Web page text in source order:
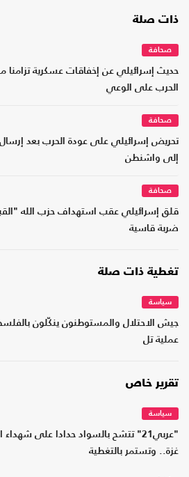
ذات صلة
صحافة
حديث إسرائيلي عن إخفاقات عسكرية
الحرب على الوعي
صحافة
تحريض إسرائيلي على عودة الحرب بعد إرسال
إلى واشنطن
صحافة
قلق إسرائيلي عقب استهداف حزب الله
ضربة قاسية
تغطية ذات صلة
سياسة
جيش الاحتلال والمستوطنون ينكّلون
عملية تل
تقرير خاص
سياسة
"عربي21" تتشح بالسواد حدادا على
غزة.. وتستمر بالتغطية